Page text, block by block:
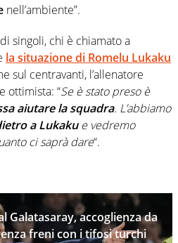
nell’ambiente”.
singoli, chi è chiamato a
la situazione di Romelu Lukaku
sul centravanti, l’allenatore
ottimista: “Se è stato preso è
aiutare la squadra. L’abbiamo
a Lukakue vedremo
ci saprà dare“.
Galatasaray, accoglienza da
freni con i tifosi turchi